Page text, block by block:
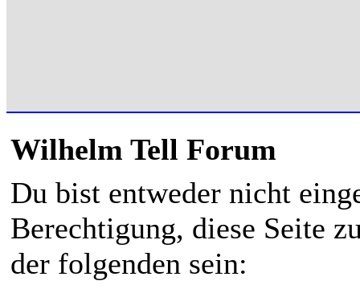
Wilhelm Tell Forum
Du bist entweder nicht
Berechtigung, diese Seite
der folgenden sein: